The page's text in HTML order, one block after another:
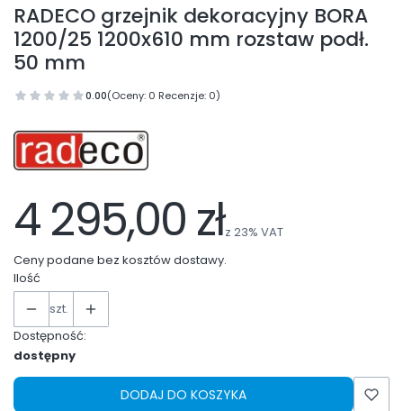
RADECO grzejnik dekoracyjny BORA
1200/25 1200x610 mm rozstaw podł.
50 mm
0.00(Oceny: 0 Recenzje: 0)
4 295,00 złz 23% VAT
Ceny podane bez kosztów dostawy.
Ilość
szt.
Dostępność:
dostępny
DODAJ DO KOSZYKA